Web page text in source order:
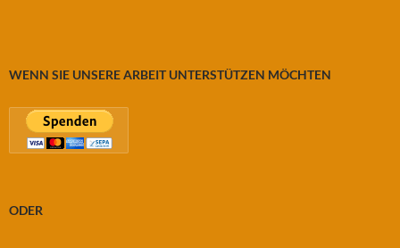
WENN SIE UNSERE ARBEIT UNTERSTÜTZEN MÖCHTEN
ODER